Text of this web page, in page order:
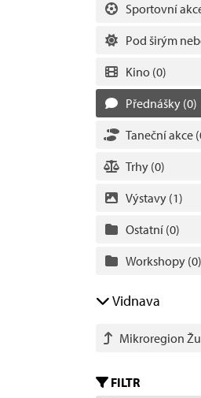
Sportovní
Pod širým
Kino (0)
Přednášky (0)
Taneční akce
Trhy (0)
Výstavy (1)
Ostatní (0)
Workshopy (0)
Vidnava
Mikroregion
FILTR